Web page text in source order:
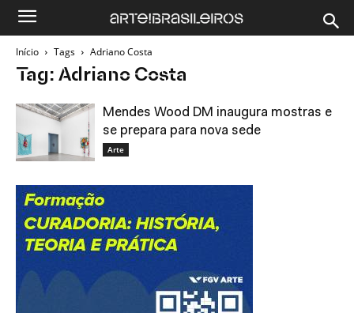
Início Tags Adriano Costa
Tag: Adriano Costa
Mendes Wood DM inaugura mostras e
se prepara para nova sede
Arte